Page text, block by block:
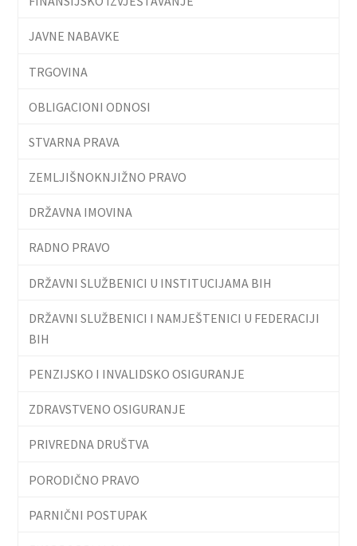
JAVNE NABAVKE
TRGOVINA
OBLIGACIONI ODNOSI
STVARNA PRAVA
ZEMLJIŠNOKNJIŽNO PRAVO
DRŽAVNA IMOVINA
RADNO PRAVO
DRŽAVNI SLUŽBENICI U INSTITUCIJAMA BIH
DRŽAVNI SLUŽBENICI I NAMJEŠTENICI U FEDERACIJI
BIH
PENZIJSKO I INVALIDSKO OSIGURANJE
ZDRAVSTVENO OSIGURANJE
PRIVREDNA DRUŠTVA
PORODIČNO PRAVO
PARNIČNI POSTUPAK